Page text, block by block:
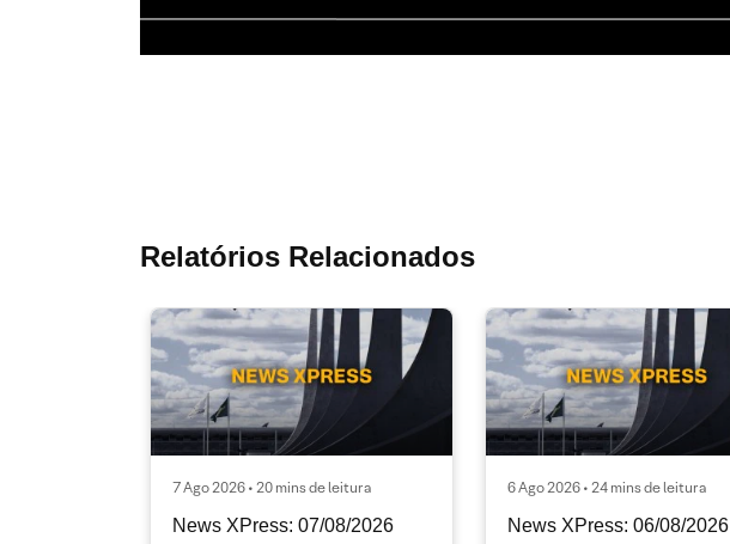
Relatórios Relacionados
7 Ago 2026 • 20 mins de leitura
News XPress: 07/08/2026
6 Ago 2026 • 24 mins de leitura
News XPress: 06/08/2026